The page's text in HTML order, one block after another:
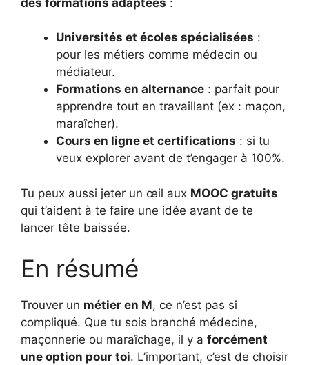
Universités et écoles spécialisées :
pour les métiers comme médecin ou
médiateur.
Formations en alternance : parfait pour
apprendre tout en travaillant (ex : maçon,
maraîcher).
Cours en ligne et certifications : si tu
veux explorer avant de t’engager à 100%.
Tu peux aussi jeter un œil aux MOOC gratuits
qui t’aident à te faire une idée avant de te
lancer tête baissée.
En résumé
Trouver un métier en M, ce n’est pas si
compliqué. Que tu sois branché médecine,
maçonnerie ou maraîchage, il y a forcément
une option pour toi. L’important, c’est de choisir